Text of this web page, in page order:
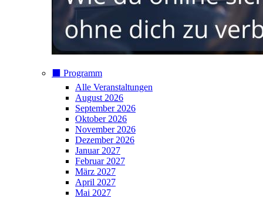
⬛️ Programm
Alle Veranstaltungen
August 2026
September 2026
Oktober 2026
November 2026
Dezember 2026
Januar 2027
Februar 2027
März 2027
April 2027
Mai 2027